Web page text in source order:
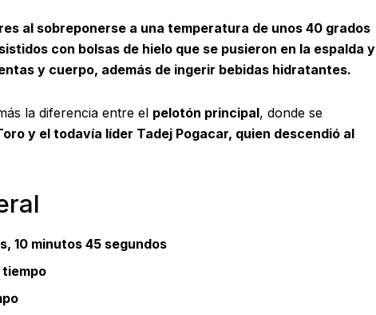
al sobreponerse a una temperatura de unos 40 grados
con bolsas de hielo que se pusieron en la espalda y
y cuerpo, además de ingerir bebidas hidratantes.
la diferencia entre el pelotón principal, donde se
y el todavía líder Tadej Pogacar, quien descendió al
10 minutos 45 segundos
tiempo